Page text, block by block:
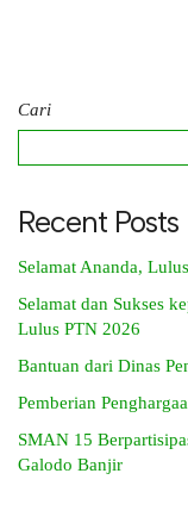
Cari
Recent Posts
Selamat Ananda,
Selamat dan Sukses
Lulus PTN 2026
Bantuan dari Dinas
Pemberian
SMAN 15
Galodo Banjir